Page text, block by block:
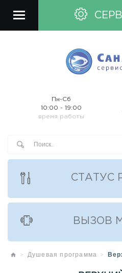
Пн-Сб
10:00 - 19:00
время работы
СТАТУС
ВЫЗОВ
Душевая программа